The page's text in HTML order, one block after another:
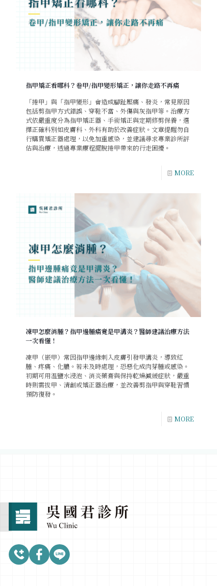
指甲矯正看哪科？卷甲/指甲變形矯正，讓你走路不再痛
「捲甲」與「指甲變形」會造成腳趾壓痛、發炎，常見原因
包括剪指甲方式錯誤、穿鞋不當、外傷與灰指甲等。治療方
式依嚴重度分為指甲矯正器、手術矯正與定期修剪保養，選
擇正確科別如皮膚科、外科有助於改善症狀。文章提醒勿自
行購買矯正器處理，以免加重感染，並建議尋求專業診所評
估與治療，透過專業療程擺脫捲甲帶來的行走困擾。
MORE
凍甲怎麼消腫？指甲邊腫痛竟是甲溝炎？醫師建議治療方法
一次看懂！
凍甲（嵌甲）常因指甲邊緣刺入皮膚引發甲溝炎，導致紅
腫、疼痛、化膿。若未及時處理，恐惡化成肉芽腫或感染。
初期可用溫鹽水浸泡、消炎藥膏與保持乾燥減緩症狀，嚴重
時則需拔甲、清創或矯正器治療，並改善剪指甲與穿鞋習慣
預防復發。
MORE